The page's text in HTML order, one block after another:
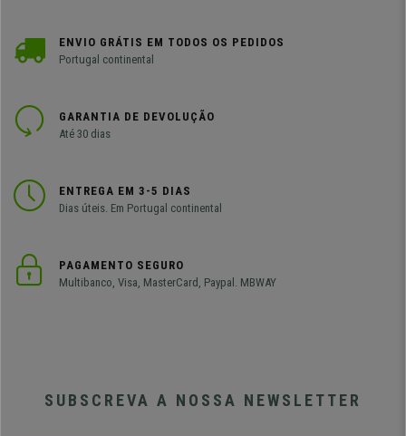
ENVIO GRÁTIS EM TODOS OS PEDIDOS
Portugal continental
GARANTIA DE DEVOLUÇÃO
Até 30 dias
ENTREGA EM 3-5 DIAS
Dias úteis. Em Portugal continental
PAGAMENTO SEGURO
Multibanco, Visa, MasterCard, Paypal. MBWAY
SUBSCREVA A NOSSA NEWSLETTER